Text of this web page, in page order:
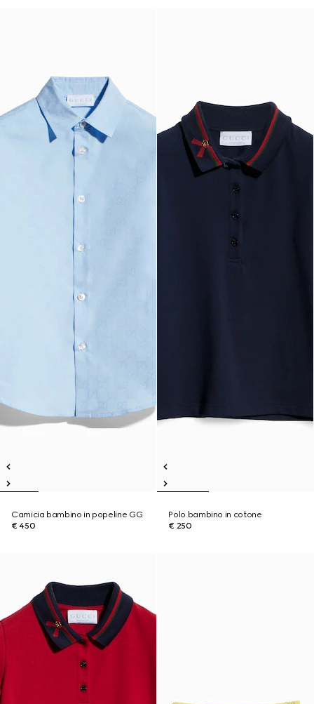
Camicia bambino in popeline GG
€ 450
Polo bambino in cotone
€ 250